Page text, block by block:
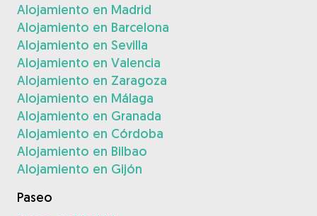
Alojamiento en Madrid
Alojamiento en Barcelona
Alojamiento en Sevilla
Alojamiento en Valencia
Alojamiento en Zaragoza
Alojamiento en Málaga
Alojamiento en Granada
Alojamiento en Córdoba
Alojamiento en Bilbao
Alojamiento en Gijón
Paseo